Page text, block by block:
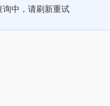
询中，请刷新重试